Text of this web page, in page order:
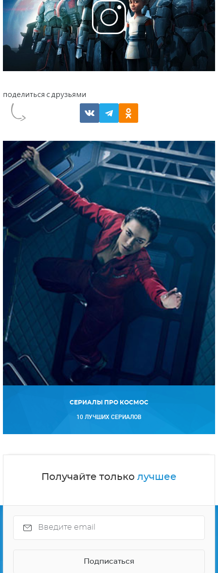
СЕРИАЛЫ ПРО КОСМОС
10 ЛУЧШИХ СЕРИАЛОВ
Получайте только лучшее